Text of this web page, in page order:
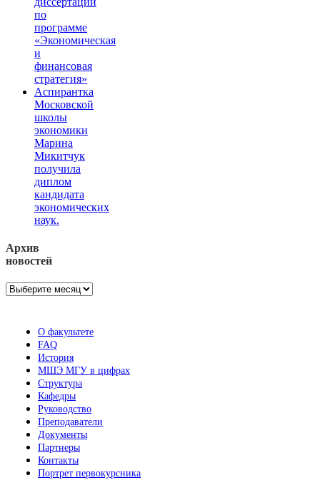
по
программе
«Экономическая
и
финансовая
стратегия»
Аспирантка
Московской
школы
экономики
Марина
Микитчук
получила
диплом
кандидата
экономических
наук.
Архив
новостей
Архив
О факультете
FAQ
История
МШЭ МГУ в цифрах
Структура
Кафедры
Руководство
Преподаватели
Документы
Партнеры
Контакты
Портрет первокурсника